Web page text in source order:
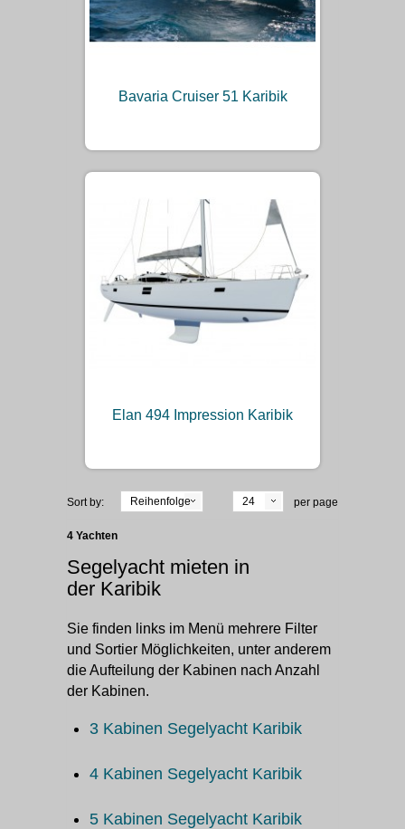
Bavaria Cruiser 51 Karibik
Elan 494 Impression Karibik
Sort by: Reihenfolge 24 per page
4 Yachten
Segelyacht mieten in
der Karibik
Sie finden links im Menü mehrere Filter
und Sortier Möglichkeiten, unter anderem
die Aufteilung der Kabinen nach Anzahl
der Kabinen.
3 Kabinen Segelyacht Karibik
4 Kabinen Segelyacht Karibik
5 Kabinen Segelyacht Karibik